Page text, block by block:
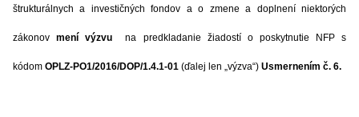
štrukturálnych a investičných fondov a o zmene a doplnení niektorých
zákonovmení výzvu na predkladanie žiadostí o poskytnutie NFP s
kódom OPLZ-PO1/2016/DOP/1.4.1-01 (ďalej len „výzva“) Usmernením č. 6.